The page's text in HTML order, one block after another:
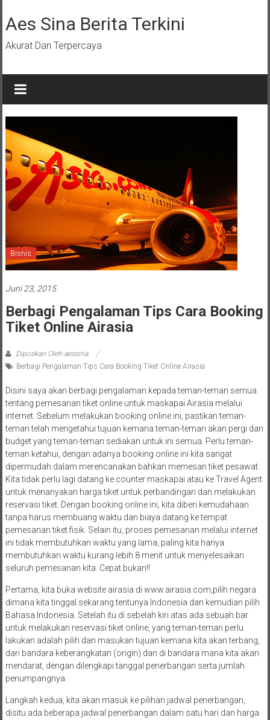
ke
konten
Aes Sina Berita Terkini
Akurat Dan Terpercaya
Bisnis
Juni 23, 2015
Berbagi Pengalaman Tips Cara Booking
Tiket Online Airasia
Diposkan Oleh:aessina
Berbagi Pengalaman Tips Cara Booking Tiket Online Airasia
Disini saya akan berbagi pengalaman kepada teman-teman semua
tentang pemesanan tiket online untuk maskapai Airasia melalui
internet. Sebelum melakukan booking online ini, pastikan teman-
teman telah mengetahui tujuan kemana teman-teman akan pergi dan
budget yang teman-teman sediakan untuk ini semua. Perlu teman-
teman ketahui, dengan adanya booking online ini kita sangat
dipermudah dalam merencanakan bahkan memesan tiket pesawat.
Kita tidak perlu lagi datang ke counter maskapai atau ke Travel Agent
untuk menanyakan harga tiket untuk perbandingan dan melakukan
reservasi tiket. Dengan booking online ini, kita diberi kemudahaan
tanpa harus membuang waktu dan biaya datang ke tempat
pemesanan tiket fisik. Selain itu, proses pemesanan melalui internet
ini tidak membutuhkan waktu yang lama, paling kita hanya
membutuhkan waktu kurang lebih 8 menit untuk menyelesaikan
seluruh pemesanan kita. Cepat bukan!!
Pertama, kita buka website airasia di www.airasia.com,pilih negara
dimana kita tinggal sekarang tentunya Indonesia dan kemudian pilih
Bahasa Indonesia. Setelah itu di sebelah kiri atas ada sebuah bar
untuk melakukan reservasi tiket online, yang teman-teman perlu
lakukan adalah pilih dan masukan tujuan kemana kita akan terbang,
dari bandara keberangkatan (origin) dan di bandara mana kita akan
mendarat, dengan dilengkapi tanggal penerbangan serta jumlah
penumpangnya.
Langkah kedua, kita akan masuk ke pilihan jadwal penerbangan,
disitu ada beberapa jadwal penerbangan dalam satu hari dan harga